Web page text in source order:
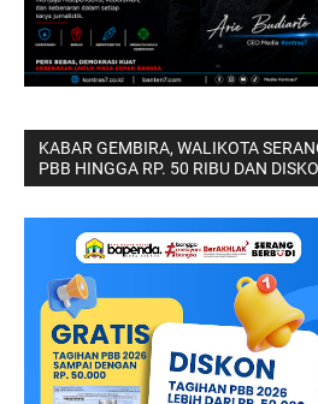
KABAR GEMBIRA, WALIKOTA
PBB HINGGA RP. 50 RIBU DAN